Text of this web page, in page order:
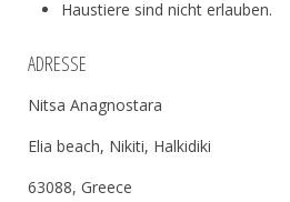
Haustiere sind nicht erlauben.
ADRESSE
Nitsa Anagnostara
Elia beach, Nikiti, Halkidiki
63088, Greece